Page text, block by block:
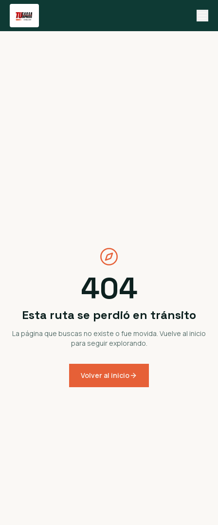
404
Esta ruta se perdió en tránsito
La página que buscas no existe o fue movida. Vuelve al inicio
para seguir explorando.
Volver al inicio